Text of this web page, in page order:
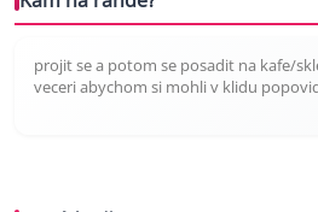
projit se a potom se posadit na kafe/
veceri abychom si mohli v klidu